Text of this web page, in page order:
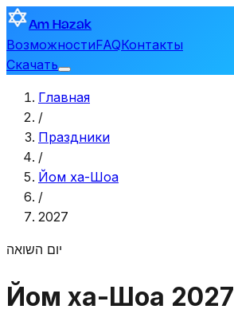
Am Hazak
ВозможностиFAQКонтакты
Скачать
Главная
/
Праздники
/
Йом ха-Шоа
/
2027
יום השואה
Йом ха-Шоа 2027